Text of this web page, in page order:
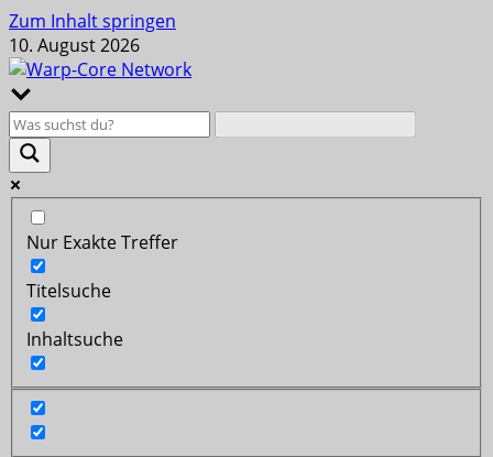
Zum Inhalt springen
10. August 2026
Nur Exakte Treffer
Titelsuche
Inhaltsuche